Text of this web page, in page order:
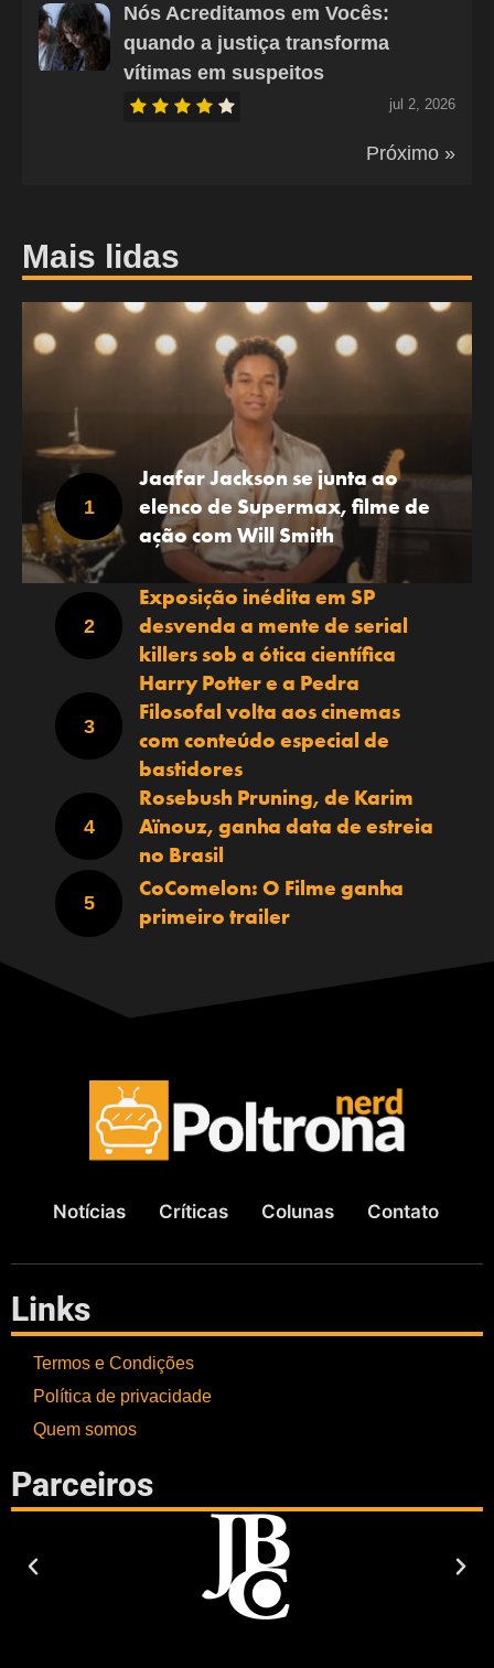
Nós Acreditamos em Vocês:
quando a justiça transforma
vítimas em suspeitos
jul 2, 2026
Próximo »
Mais lidas
Jaafar Jackson se junta ao
elenco de Supermax, filme de
ação com Will Smith
Exposição inédita em SP
desvenda a mente de serial
killers sob a ótica científica
Harry Potter e a Pedra
Filosofal volta aos cinemas
com conteúdo especial de
bastidores
Rosebush Pruning, de Karim
Aïnouz, ganha data de estreia
no Brasil
CoComelon: O Filme ganha
primeiro trailer
Notícias Críticas Colunas Contato
Links
Termos e Condições
Política de privacidade
Quem somos
Parceiros